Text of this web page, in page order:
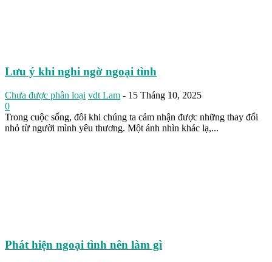
Lưu ý khi nghi ngờ ngoại tình
Chưa được phân loại vdt Lam - 15 Tháng 10, 2025
0
Trong cuộc sống, đôi khi chúng ta cảm nhận được những thay đổi
nhỏ từ người mình yêu thương. Một ánh nhìn khác lạ,...
Phát hiện ngoại tình nên làm gì